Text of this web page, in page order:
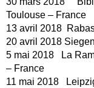
Toulouse – France
13 avril 2018
20 avril 2018
5 mai 2018 La
– France
11 mai 2018